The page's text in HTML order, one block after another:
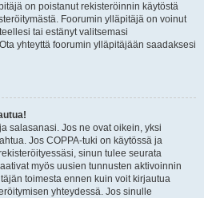
on poistanut rekisteröinnin käytöstä
Foorumin ylläpitäjä on voinut
tai estänyt valitsemasi
yhteyttä foorumin ylläpitäjään saadaksesi
salasanasi. Jos ne ovat oikein, yksi
Jos COPPA-tuki on käytössä ja
sinun tulee seurata
myös uusien tunnusten aktivoinnin
toimesta ennen kuin voit kirjautua
yhteydessä. Jos sinulle